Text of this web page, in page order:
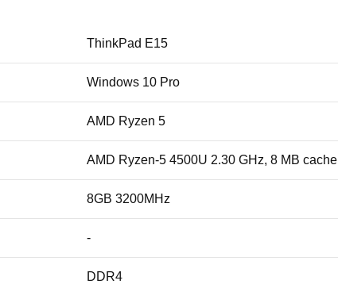
ThinkPad E15
Windows 10 Pro
AMD Ryzen 5
AMD Ryzen-5 4500U 2.30 GHz, 8 MB cache
8GB 3200MHz
-
DDR4